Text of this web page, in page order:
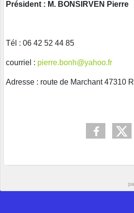
Président : M. BONSIRVEN Pierre
Tél : 06 42 52 44 85
courriel : pierre.bonh@yahoo.fr
Adresse : route de Marchant 47310